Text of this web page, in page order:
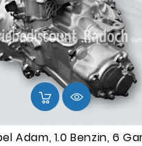
Adam, 1.0 Benzin, 6